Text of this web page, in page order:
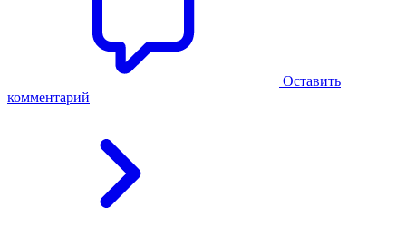
Оставить
комментарий